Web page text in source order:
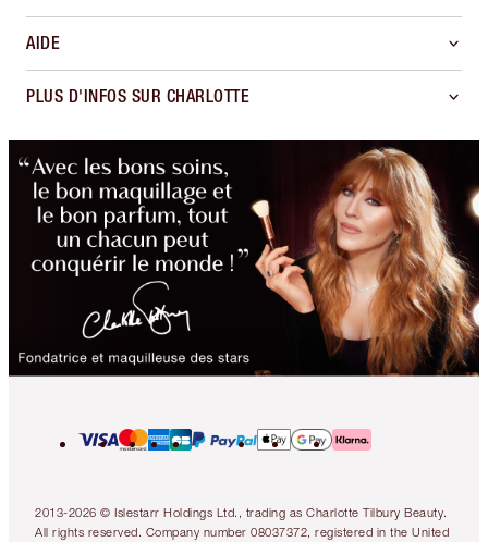
AIDE
PLUS D'INFOS SUR CHARLOTTE
2013-2026 © Islestarr Holdings Ltd., trading as Charlotte Tilbury Beauty.
All rights reserved. Company number 08037372, registered in the United